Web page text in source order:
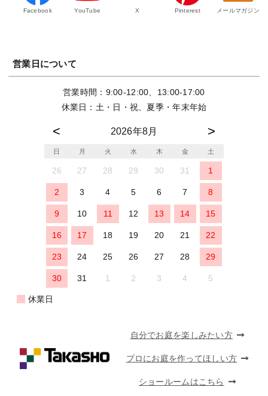
Facebook YouTube X Pinterest メールマガジン
営業日について
営業時間：9:00-12:00、13:00-17:00
休業日：土・日・祝、夏季・年末年始
2026年8月
日 月 火 水 木 金 土
26 27 28 29 30 31 1
2 3 4 5 6 7 8
9 10 11 12 13 14 15
16 17 18 19 20 21 22
23 24 25 26 27 28 29
30 31 1 2 3 4 5
休業日
自分でお庭を楽しみたい方
プロにお庭を作ってほしい方
ショールームはこちら